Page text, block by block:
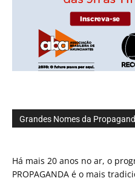
Grandes Nomes da
Há mais 20 anos no ar, o
PROPAGANDA é o mais